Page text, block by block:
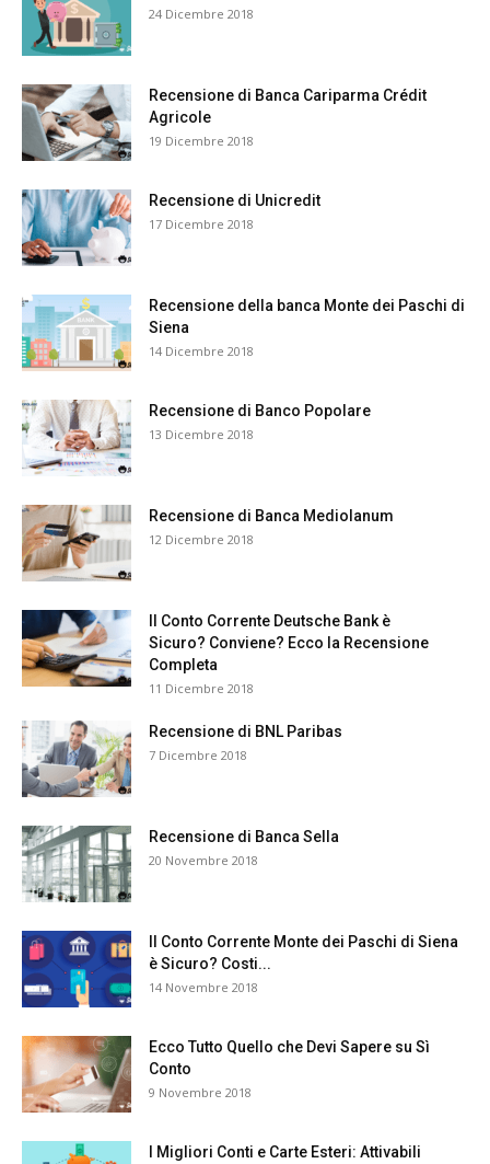
24 Dicembre 2018
Recensione di Banca Cariparma Crédit
Agricole
19 Dicembre 2018
Recensione di Unicredit
17 Dicembre 2018
Recensione della banca Monte dei Paschi di
Siena
14 Dicembre 2018
Recensione di Banco Popolare
13 Dicembre 2018
Recensione di Banca Mediolanum
12 Dicembre 2018
Il Conto Corrente Deutsche Bank è
Sicuro? Conviene? Ecco la Recensione
Completa
11 Dicembre 2018
Recensione di BNL Paribas
7 Dicembre 2018
Recensione di Banca Sella
20 Novembre 2018
Il Conto Corrente Monte dei Paschi di Siena
è Sicuro? Costi...
14 Novembre 2018
Ecco Tutto Quello che Devi Sapere su Sì
Conto
9 Novembre 2018
I Migliori Conti e Carte Esteri: Attivabili